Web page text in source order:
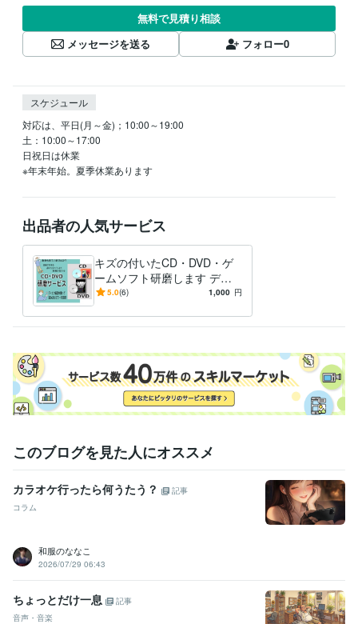
無料で見積り相談
メッセージを送る
フォロー0
スケジュール
対応は、平日(月～金)；10:00～19:00
土：10:00～17:00
日祝日は休業
※年末年始。夏季休業あります
出品者の人気サービス
キズの付いたCD・DVD・ゲ
ームソフト研磨します ディ
スクが読み込めない、エラー
に！
5.0(6) 1,000 円
このブログを見た人にオススメ
カラオケ行ったら何うたう？
記事
コラム
和服のななこ
2026/07/29 06:43
ちょっとだけ一息
記事
音声・音楽